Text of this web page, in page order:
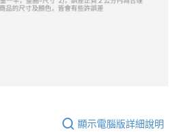
顯示電腦版詳細說明